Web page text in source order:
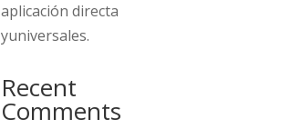
aplicación directa
yuniversales.
Recent
Comments